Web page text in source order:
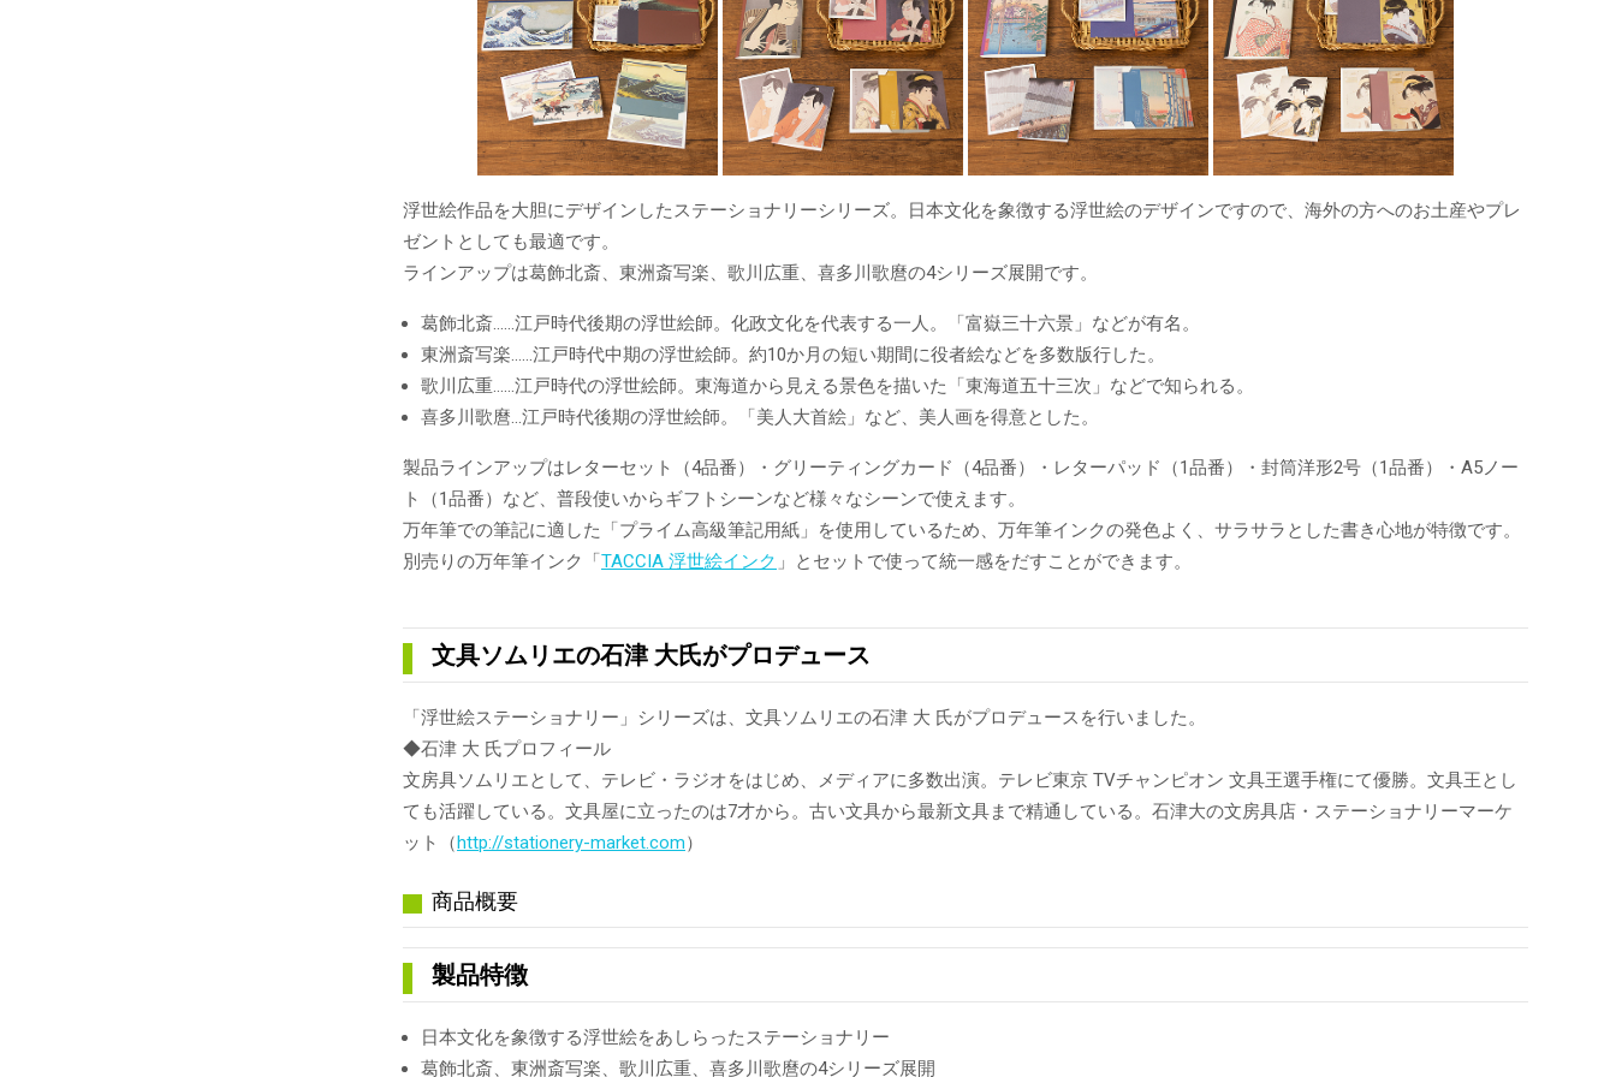
浮世絵作品を大胆にデザインしたステーショナリーシリーズ。日本文化を象徴する浮世絵のデザインですので、海外の方へのお土産やプレ
ゼントとしても最適です。
ラインアップは葛飾北斎、東洲斎写楽、歌川広重、喜多川歌麿の4シリーズ展開です。
葛飾北斎……江戸時代後期の浮世絵師。化政文化を代表する一人。「富嶽三十六景」などが有名。
東洲斎写楽……江戸時代中期の浮世絵師。約10か月の短い期間に役者絵などを多数版行した。
歌川広重……江戸時代の浮世絵師。東海道から見える景色を描いた「東海道五十三次」などで知られる。
喜多川歌麿…江戸時代後期の浮世絵師。「美人大首絵」など、美人画を得意とした。
製品ラインアップはレターセット（4品番）・グリーティングカード（4品番）・レターパッド（1品番）・封筒洋形2号（1品番）・A5ノー
ト（1品番）など、普段使いからギフトシーンなど様々なシーンで使えます。
万年筆での筆記に適した「プライム高級筆記用紙」を使用しているため、万年筆インクの発色よく、サラサラとした書き心地が特徴です。
別売りの万年筆インク「TACCIA 浮世絵インク 」とセットで使って統一感をだすことができます。
文具ソムリエの石津 大氏がプロデュース
「浮世絵ステーショナリー」シリーズは、文具ソムリエの石津 大 氏がプロデュースを行いました。
◆石津 大 氏プロフィール
文房具ソムリエとして、テレビ・ラジオをはじめ、メディアに多数出演。テレビ東京 TVチャンピオン 文具王選手権にて優勝。文具王とし
ても活躍している。文具屋に立ったのは7才から。古い文具から最新文具まで精通している。石津大の文房具店・ステーショナリーマーケ
ット（http://stationery-market.com）
商品概要
製品特徴
日本文化を象徴する浮世絵をあしらったステーショナリー
葛飾北斎、東洲斎写楽、歌川広重、喜多川歌麿の4シリーズ展開